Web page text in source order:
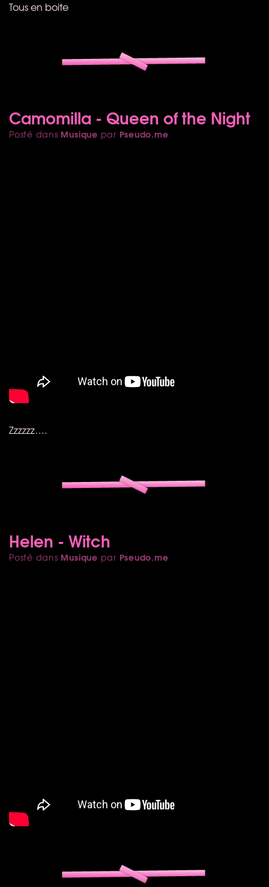
Tous en boite
Camomilla - Queen of the Night
Posté dans Musique par Pseudo.me
Zzzzzz….
Helen - Witch
Posté dans Musique par Pseudo.me